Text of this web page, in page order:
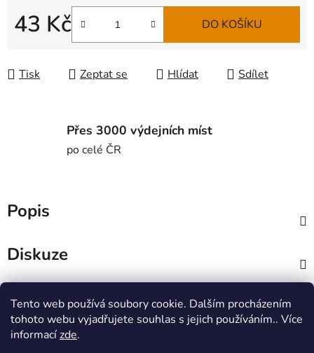
Tento web používá soubory cookie. Dalším procházením
tohoto webu vyjadřujete souhlas s jejich používáním.. Více
informacízde.
43 Kč
Měrná cena:
DO KOŠÍKU
Tisk Zeptat se Hlídat Sdílet
Přes 3000 výdejních míst
po celé ČR
Popis
Diskuze
Z
MTWorkout Fitness prcek
Centrum environmentální výchovy Stolístek